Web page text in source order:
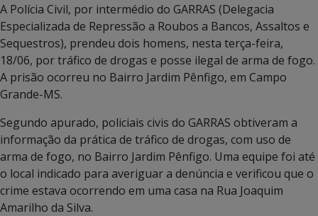
A Polícia Civil, por intermédio do GARRAS (Delegacia
Especializada de Repressão a Roubos a Bancos, Assaltos e
Sequestros), prendeu dois homens, nesta terça-feira,
18/06, por tráfico de drogas e posse ilegal de arma de fogo.
A prisão ocorreu no Bairro Jardim Pênfigo, em Campo
Grande-MS.
Segundo apurado, policiais civis do GARRAS obtiveram a
informação da prática de tráfico de drogas, com uso de
arma de fogo, no Bairro Jardim Pênfigo. Uma equipe foi até
o local indicado para averiguar a denúncia e verificou que o
crime estava ocorrendo em uma casa na Rua Joaquim
Amarilho da Silva.